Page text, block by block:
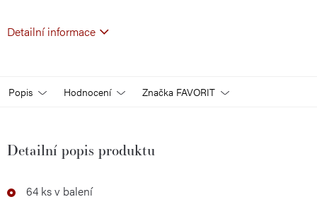
Detailní informace
Popis Hodnocení Značka FAVORIT
Detailní popis produktu
64 ks v balení